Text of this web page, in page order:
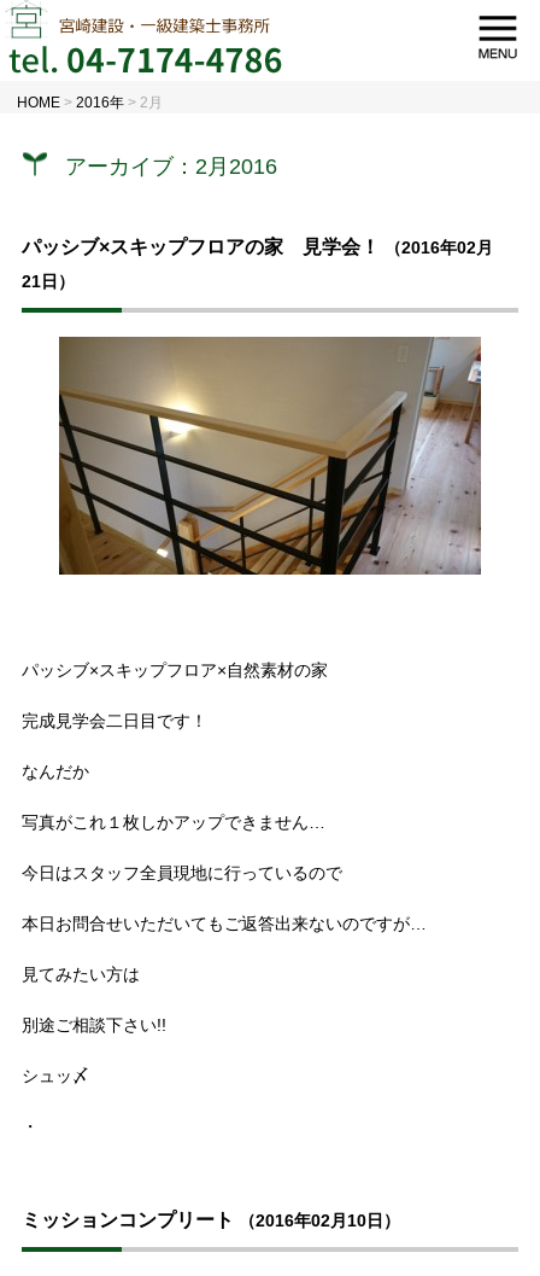
HOME >2016年 > 2月
アーカイブ：2月2016
パッシブ×スキップフロアの家 見学会！
（2016年02月
21日）
パッシブ×スキップフロア×自然素材の家
完成見学会二日目です！
なんだか
写真がこれ１枚しかアップできません…
今日はスタッフ全員現地に行っているので
本日お問合せいただいてもご返答出来ないのですが…
見てみたい方は
別途ご相談下さい!!
シュッ〆
・
ミッションコンプリート （2016年02月10日）